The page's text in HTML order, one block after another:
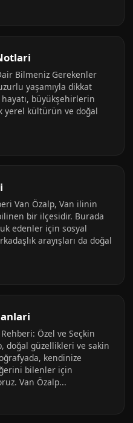
Bilmeniz Gerekenler
yaşamıyla dikkat
büyükşehirlerin
yerel kültürün ve doğal
Van Özalp, Van ilinin
bir ilçesidir. Burada
edenler için sosyal
arayışları da doğal
Özel ve Seçkin
doğal güzellikleri ve sakin
kendinize
bilenler için
Van Özalp...